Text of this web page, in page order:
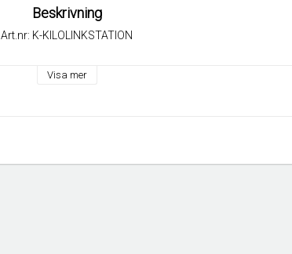
Beskrivning
Art.nr: K-KILOLINKSTATION
Visa mer